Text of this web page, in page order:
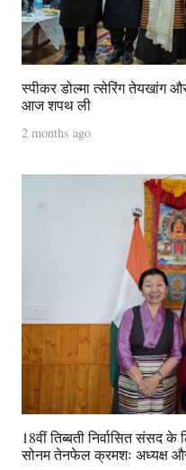
स्पीकर डोल्मा त्सेरिंग तेयखांग
आज शपथ ली
2 months ago
18वीं तिब्बती निर्वासित संसद
सोनम तेनफेल क्रमशः अध्यक्ष और